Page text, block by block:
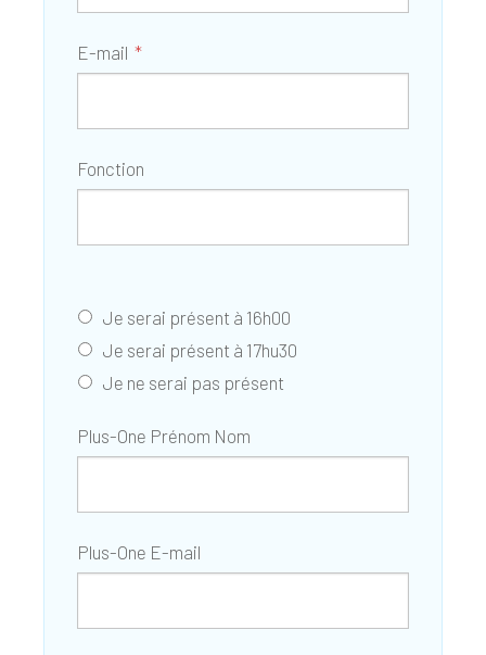
E-mail
Fonction
Je serai présent à 16h00
Je serai présent à 17hu30
Je ne serai pas présent
Plus-One Prénom Nom
Plus-One E-mail